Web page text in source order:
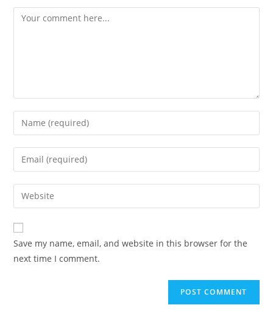
Comment
Enter
your
name
comment
Enter
your
email
address
comment
Enter
your
website
URL
(optional)
Save my name, email, and website in this browser for the
next time I comment.